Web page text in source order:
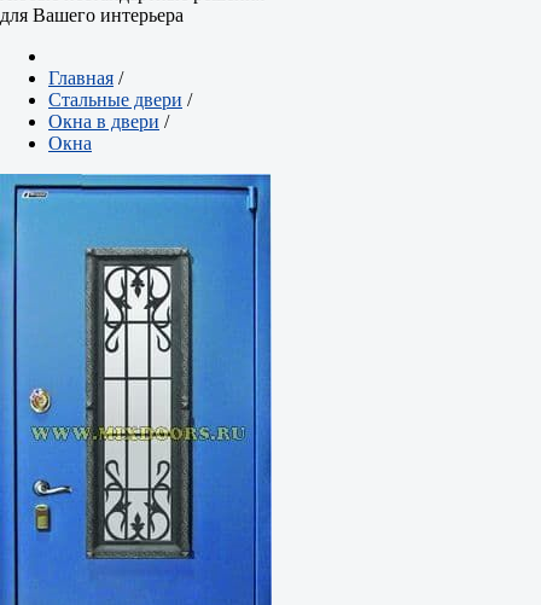
для Вашего интерьера
Главная /
Стальные двери /
Окна в двери /
Окна